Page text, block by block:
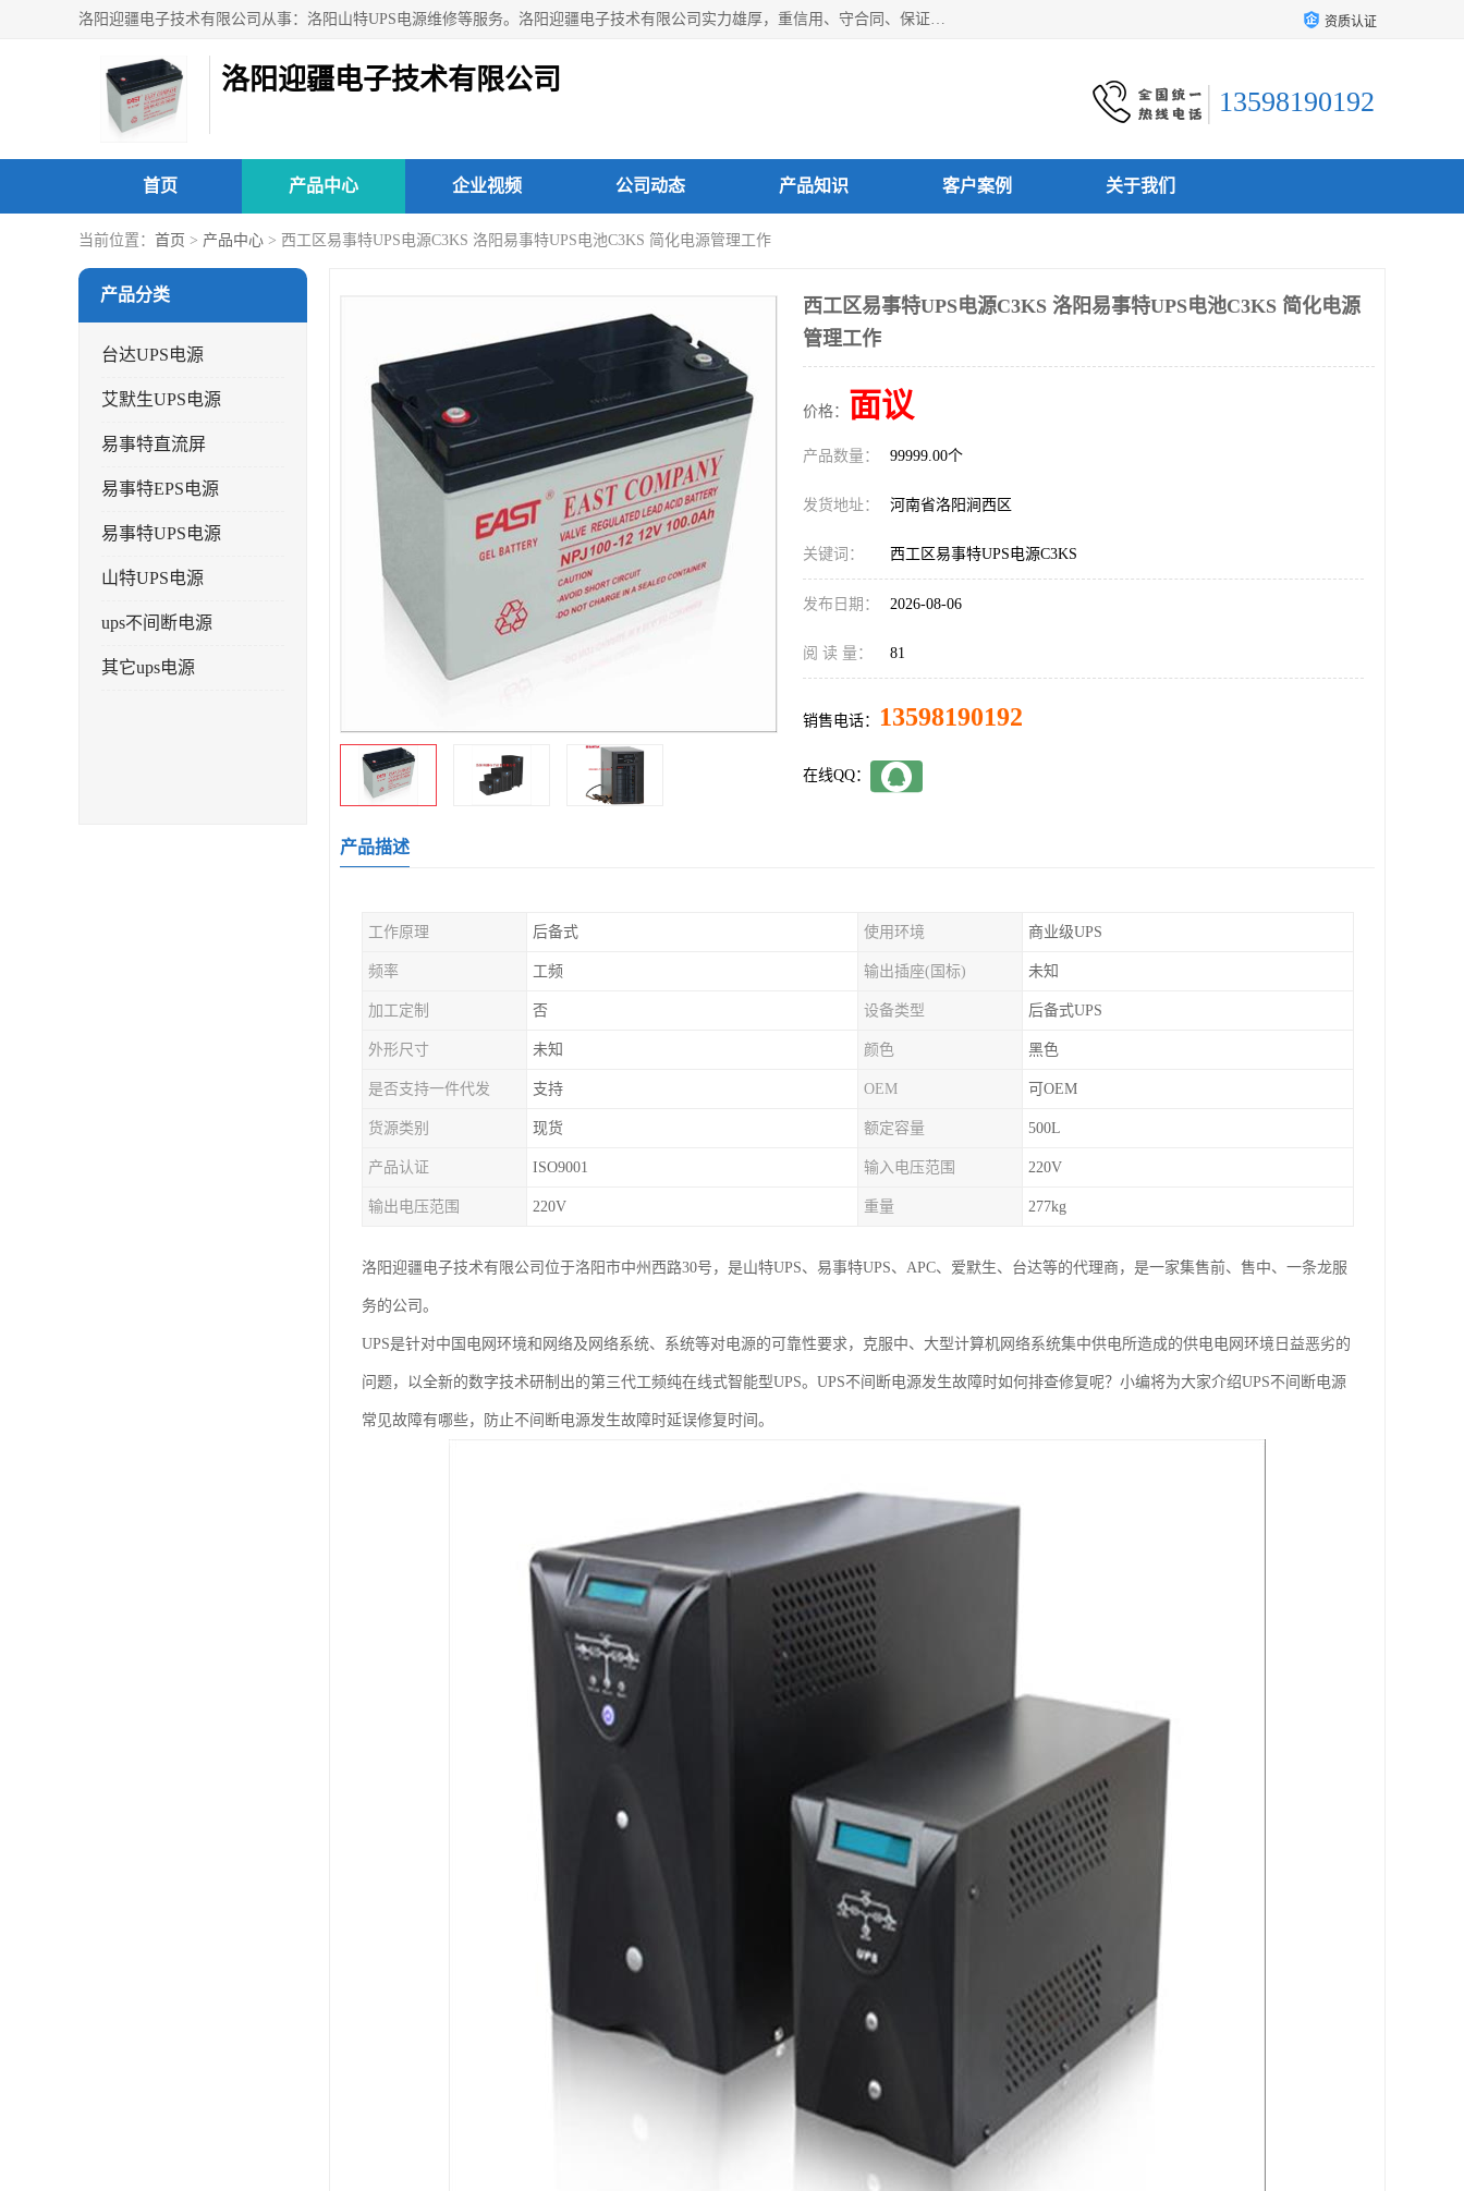
洛阳迎疆电子技术有限公司从事：洛阳山特UPS电源维修等服务。洛阳迎疆电子技术有限公司实力雄厚，重信用、守合同、保证产品质量，以多品种经营特色和薄利多销的原则，赢得了广大客户的信任。公司的宗旨——用服务求发展，用质量求生存！ 资质认证
洛阳迎疆电子技术有限公司
13598190192
首页 产品中心 企业视频 公司动态 产品知识 客户案例 关于我们
当前位置： 首页 > 产品中心 > 西工区易事特UPS电源C3KS 洛阳易事特UPS电池C3KS 简化电源管理工作
产品分类
台达UPS电源
艾默生UPS电源
易事特直流屏
易事特EPS电源
易事特UPS电源
山特UPS电源
ups不间断电源
其它ups电源
西工区易事特UPS电源C3KS 洛阳易事特UPS电池C3KS 简化电源
管理工作
价格： 面议
产品数量： 99999.00个
发货地址： 河南省洛阳涧西区
关键词： 西工区易事特UPS电源C3KS
发布日期： 2026-08-06
阅 读 量： 81
销售电话： 13598190192
在线QQ：
产品描述
工作原理 后备式 使用环境 商业级UPS
频率 工频 输出插座(国标) 未知
加工定制 否 设备类型 后备式UPS
外形尺寸 未知 颜色 黑色
是否支持一件代发 支持 OEM 可OEM
货源类别 现货 额定容量 500L
产品认证 ISO9001 输入电压范围 220V
输出电压范围 220V 重量 277kg
洛阳迎疆电子技术有限公司位于洛阳市中州西路30号，是山特UPS、易事特UPS、APC、爱默生、台达等的代理商，是一家集售前、售中、一条龙服
务的公司。
UPS是针对中国电网环境和网络及网络系统、系统等对电源的可靠性要求，克服中、大型计算机网络系统集中供电所造成的供电电网环境日益恶劣的
问题，以全新的数字技术研制出的第三代工频纯在线式智能型UPS。UPS不间断电源发生故障时如何排查修复呢？小编将为大家介绍UPS不间断电源
常见故障有哪些，防止不间断电源发生故障时延误修复时间。